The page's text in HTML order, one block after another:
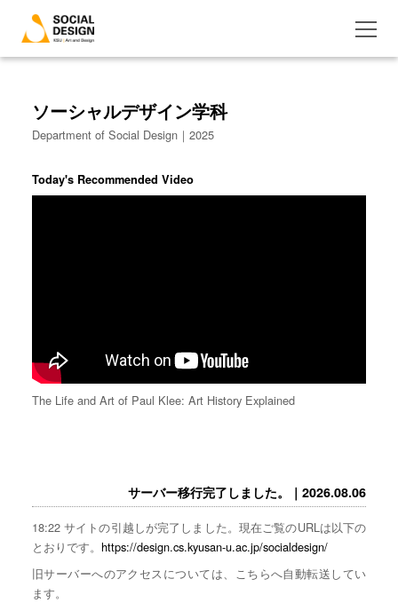
ソーシャルデザイン学科
Department of Social Design｜2025
Today's Recommended Video
The Life and Art of Paul Klee: Art History Explained
サーバー移行完了しました。｜2026.08.06
18:22 サイトの引越しが完了しました。現在ご覧のURLは以下の
とおりです。 https://design.cs.kyusan-u.ac.jp/socialdesign/
旧サーバーへのアクセスについては、こちらへ自動転送してい
ます。